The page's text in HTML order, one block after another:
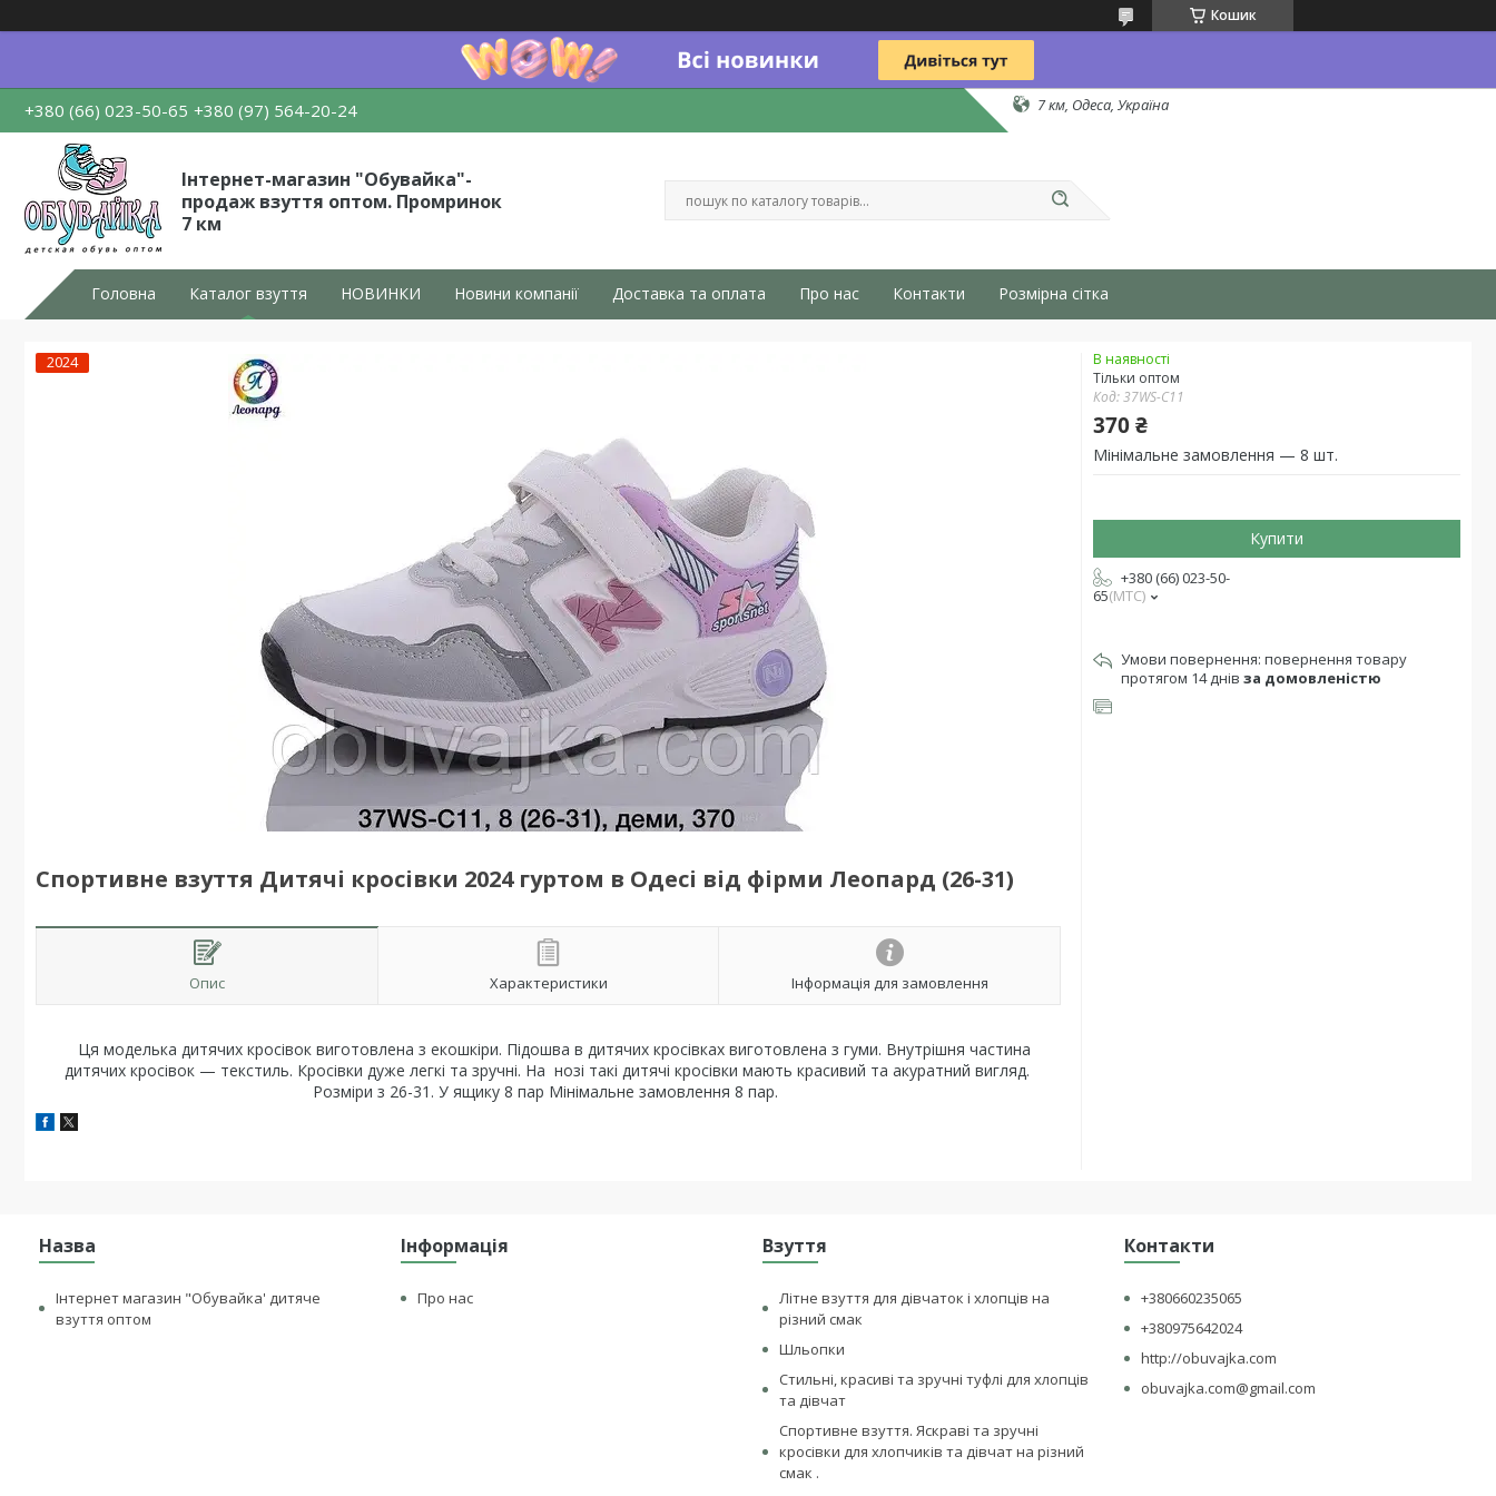
Кошик
+380 (66) 023-50-65 +380 (97) 564-20-24 7 км, Одеса, Україна
Інтернет-магазин "Обувайка"-
продаж взуття оптом. Промринок
7 км
Головна Каталог взуття НОВИНКИ Новини компанії Доставка та оплата Про нас Контакти Розмірна сітка
2024
Спортивне взуття Дитячі кросівки 2024 гуртом в Одесі від фірми Леопард (26-31)
Опис Характеристики Інформація для замовлення
Ця моделька дитячих кросівок виготовлена з екошкіри. Підошва в дитячих кросівках виготовлена з гуми. Внутрішня частина
дитячих кросівок — текстиль. Кросівки дуже легкі та зручні. На нозі такі дитячі кросівки мають красивий та акуратний вигляд.
Розміри з 26-31. У ящику 8 пар Мінімальне замовлення 8 пар.
В наявності
Тільки оптом
Код:37WS-С11
370 ₴
Мінімальне замовлення — 8 шт.
Купити
+380 (66) 023-50-
65 МТС
повернення товару
протягом 14 днів за домовленістю
Назва
Інтернет магазин "Обувайка' дитяче
взуття оптом
Інформація
Про нас
Взуття
Літне взуття для дівчаток і хлопців на
різний смак
Шльопки
Стильні, красиві та зручні туфлі для хлопців
та дівчат
Спортивне взуття. Яскраві та зручні
кросівки для хлопчиків та дівчат на різний
смак .
Контакти
+380660235065
+380975642024
http://obuvajka.com
obuvajka.com@gmail.com